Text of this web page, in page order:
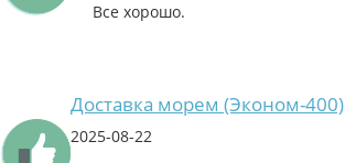
Все хорошо.
Доставка морем (Эконом-400)
2025-08-22